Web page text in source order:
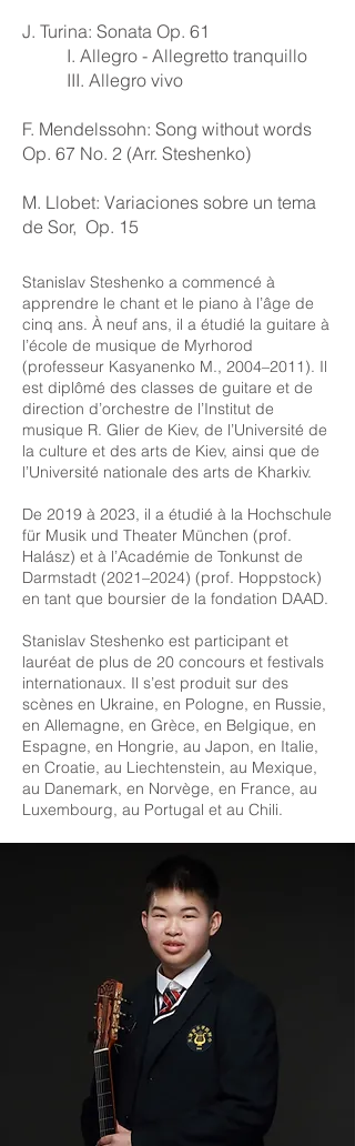
J. Turina: Sonata Op. 61
I. Allegro - Allegretto tranquillo
III. Allegro vivo
F. Mendelssohn: Song without words
Op. 67 No. 2 (Arr. Steshenko)
M. Llobet: Variaciones sobre un tema
de Sor, Op. 15
Stanislav Steshenko a commencé à
apprendre le chant et le piano à l’âge de
cinq ans. À neuf ans, il a étudié la guitare à
l’école de musique de Myrhorod
(professeur Kasyanenko M., 2004–2011). Il
est diplômé des classes de guitare et de
direction d’orchestre de l’Institut de
musique R. Glier de Kiev, de l’Université de
la culture et des arts de Kiev, ainsi que de
l’Université nationale des arts de Kharkiv.
De 2019 à 2023, il a étudié à la Hochschule
für Musik und Theater München (prof.
Halász) et à l’Académie de Tonkunst de
Darmstadt (2021–2024) (prof. Hoppstock)
en tant que boursier de la fondation DAAD.
Stanislav Steshenko est participant et
lauréat de plus de 20 concours et festivals
internationaux. Il s’est produit sur des
scènes en Ukraine, en Pologne, en Russie,
en Allemagne, en Grèce, en Belgique, en
Espagne, en Hongrie, au Japon, en Italie,
en Croatie, au Liechtenstein, au Mexique,
au Danemark, en Norvège, en France, au
Luxembourg, au Portugal et au Chili.